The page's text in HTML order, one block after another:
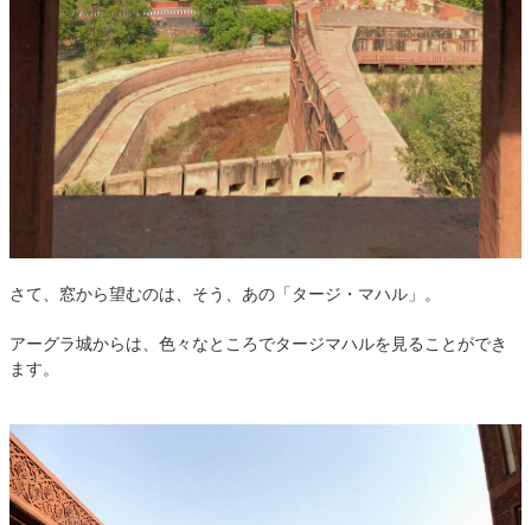
さて、窓から望むのは、そう、あの「タージ・マハル」。
アーグラ城からは、色々なところでタージマハルを見ることができ
ます。